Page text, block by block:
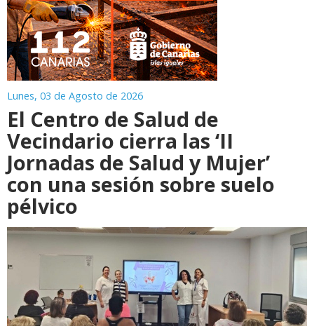
Lunes, 03 de Agosto de 2026
El Centro de Salud de
Vecindario cierra las ‘II
Jornadas de Salud y Mujer’
con una sesión sobre suelo
pélvico